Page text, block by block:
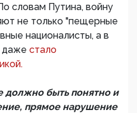
словам Путина, войну
не только "пещерные
националисты, а в
даже стало
должно быть понятно и
прямое нарушение